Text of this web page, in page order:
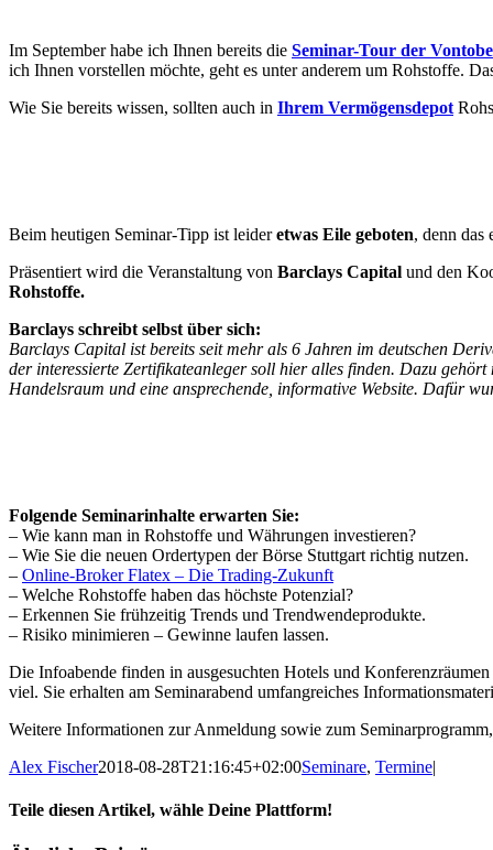
Im September habe ich Ihnen bereits die Seminar-Tour der
ich Ihnen vorstellen möchte, geht es unter anderem um Rohstoffe.
Wie Sie bereits wissen, sollten auch in Ihrem Vermögensdepot
Beim heutigen Seminar-Tipp ist leideretwas Eile geboten, denn das
Präsentiert wird die Veranstaltung von Barclays Capital und den
Rohstoffe.
Barclays schreibt selbst über sich:
Barclays Capital ist bereits seit mehr als 6 Jahren im deutschen
der interessierte Zertifikateanleger soll hier alles finden. Dazu
Handelsraum und eine ansprechende, informative Website. Dafür
Folgende Seminarinhalte erwarten Sie:
– Wie kann man in Rohstoffe und Währungen investieren?
– Wie Sie die neuen Ordertypen der Börse Stuttgart richtig nutzen.
– Online-Broker Flatex – Die Trading-Zukunft
– Welche Rohstoffe haben das höchste Potenzial?
– Erkennen Sie frühzeitig Trends und Trendwendeprodukte.
– Risiko minimieren – Gewinne laufen lassen.
Die Infoabende finden in ausgesuchten Hotels und
viel. Sie erhalten am Seminarabend umfangreiches
Weitere Informationen zur Anmeldung sowie zum
Alex Fischer2018-08-28T21:16:45+02:00Seminare, Termine|
Teile diesen Artikel, wähle Deine Plattform!